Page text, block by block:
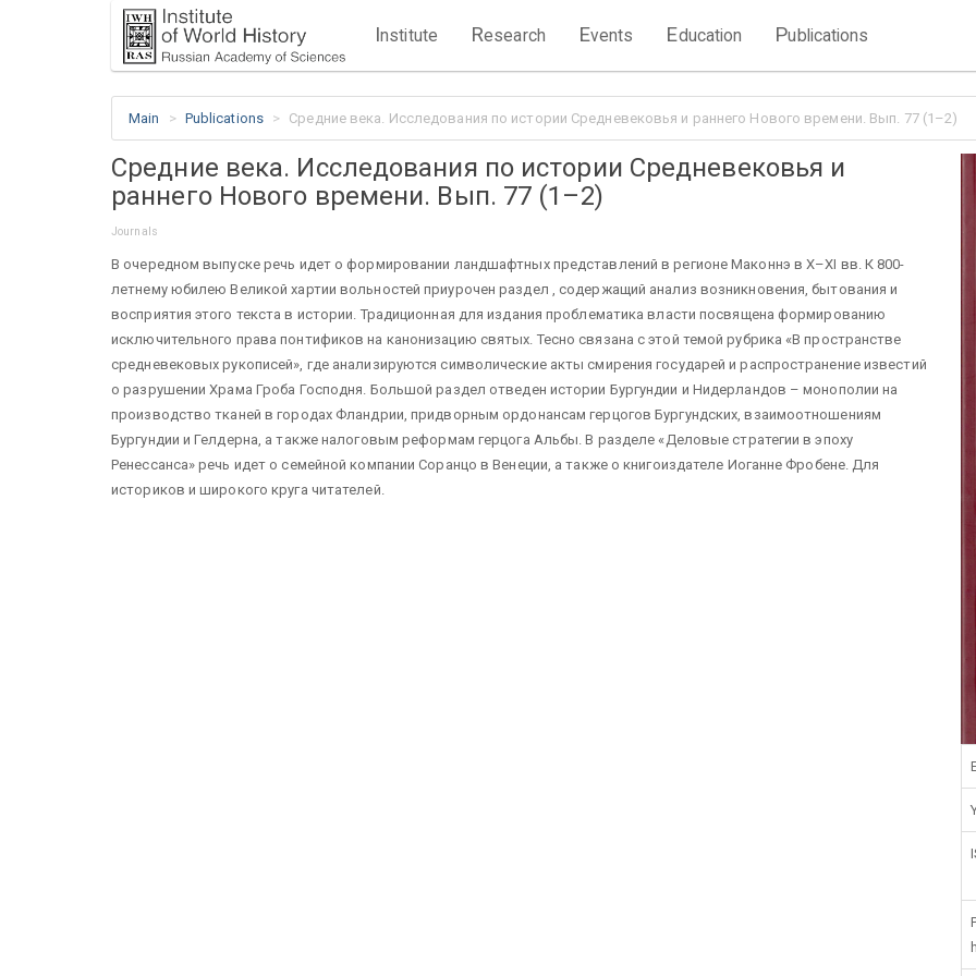
Institute Research Events Education Publications
Main Publications Средние века. Исследования по истории Средневековья и раннего Нового времени. Вып. 77 (1–2)
Средние века. Исследования по истории Средневековья и
раннего Нового времени. Вып. 77 (1–2)
Journals
В очередном выпуске речь идет о формировании ландшафтных представлений в регионе Маконнэ в X–XI вв. К 800-
летнему юбилею Великой хартии вольностей приурочен раздел , содержащий анализ возникновения, бытования и
восприятия этого текста в истории. Традиционная для издания проблематика власти посвящена формированию
исключительного права понтификов на канонизацию святых. Тесно связана с этой темой рубрика «В пространстве
средневековых рукописей», где анализируются символические акты смирения государей и распространение известий
о разрушении Храма Гроба Господня. Большой раздел отведен истории Бургундии и Нидерландов – монополии на
производство тканей в городах Фландрии, придворным ордонансам герцогов Бургундских, взаимоотношениям
Бургундии и Гелдерна, а также налоговым реформам герцога Альбы. В разделе «Деловые стратегии в эпоху
Ренессанса» речь идет о семейной компании Соранцо в Венеции, а также о книгоиздателе Иоганне Фробене. Для
историков и широкого круга читателей.